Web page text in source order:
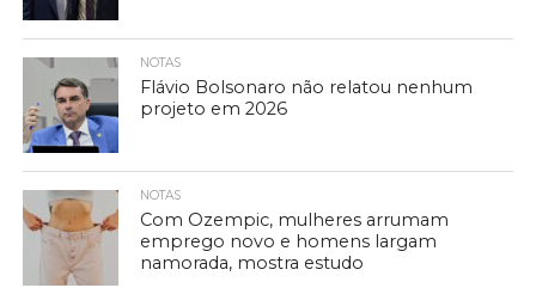
NOTAS
Flávio Bolsonaro não relatou nenhum
projeto em 2026
NOTAS
Com Ozempic, mulheres arrumam
emprego novo e homens largam
namorada, mostra estudo